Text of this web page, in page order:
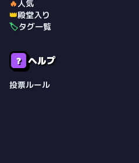
🔥人気
👑殿堂入り
🏷️タグ一覧
❓ ヘルプ
投票ルール